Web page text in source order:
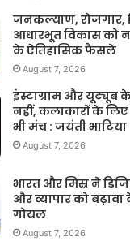
जनकल्याण, रोजगार,
आधारभूत विकास को
के ऐतिहासिक फैसले
August 7, 2026
इंस्टाग्राम और यूट्यूब
नहीं, कलाकारों के
भी मंच : जयंती भाटिया
August 7, 2026
भारत और मिस्र ने
और व्यापार को बढ़ावा
गोयल
August 7, 2026